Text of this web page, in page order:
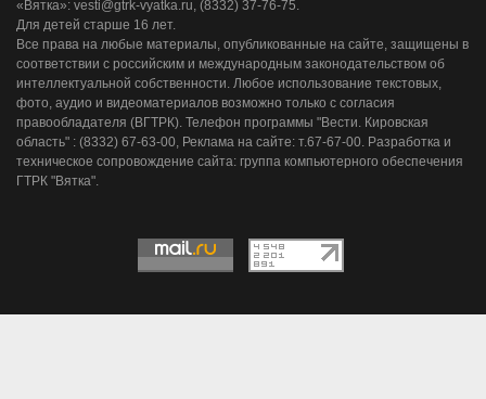
«Вятка»: vesti@gtrk-vyatka.ru, (8332) 37-76-75.
Для детей старше 16 лет.
Все права на любые материалы, опубликованные на сайте, защищены в
соответствии с российским и международным законодательством об
интеллектуальной собственности. Любое использование текстовых,
фото, аудио и видеоматериалов возможно только с согласия
правообладателя (ВГТРК). Телефон программы "Вести. Кировская
область" : (8332) 67-63-00, Реклама на сайте: т.67-67-00. Разработка и
техническое сопровождение сайта: группа компьютерного обеспечения
ГТРК "Вятка".